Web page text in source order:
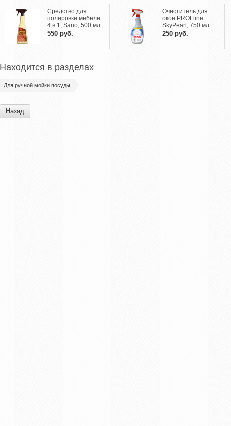
Средство для
полировки мебели
4 в 1, Sano, 500 мл
550 руб.
Очиститель для
окон PROFline
SkyPearl, 750 мл
250 руб.
Находится в разделах
Для ручной мойки посуды
Назад